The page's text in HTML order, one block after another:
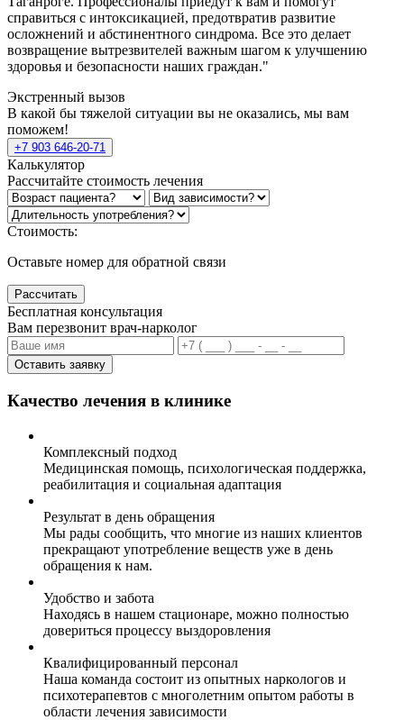
справиться с интоксикацией, предотвратив развитие
осложнений и абстинентного синдрома. Все это делает
возвращение вытрезвителей важным шагом к улучшению
здоровья и безопасности наших граждан."
Экстренный вызов
В какой бы тяжелой ситуации вы не оказались, мы вам
поможем!
+7 903 646-20-71
Калькулятор
Рассчитайте стоимость лечения
Стоимость:
Оставьте номер для обратной связи
Рассчитать
Бесплатная консультация
Вам перезвонит врач-нарколог
Оставить заявку
Качество лечения в клинике
Комплексный подход
Медицинская помощь, психологическая поддержка,
реабилитация и социальная адаптация
Результат в день обращения
Мы рады сообщить, что многие из наших клиентов
прекращают употребление веществ уже в день
обращения к нам.
Удобство и забота
Находясь в нашем стационаре, можно полностью
довериться процессу выздоровления
Квалифицированный персонал
Наша команда состоит из опытных наркологов и
психотерапевтов с многолетним опытом работы в
области лечения зависимости